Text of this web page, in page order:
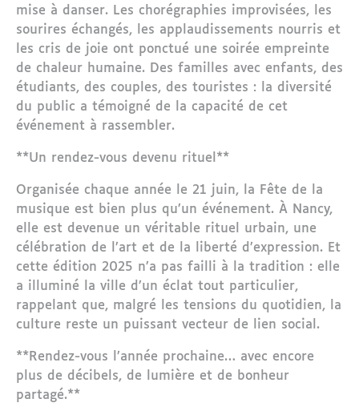
mise à danser. Les chorégraphies improvisées, les
sourires échangés, les applaudissements nourris et
les cris de joie ont ponctué une soirée empreinte
de chaleur humaine. Des familles avec enfants, des
étudiants, des couples, des touristes : la diversité
du public a témoigné de la capacité de cet
événement à rassembler.
**Un rendez-vous devenu rituel**
Organisée chaque année le 21 juin, la Fête de la
musique est bien plus qu’un événement. À Nancy,
elle est devenue un véritable rituel urbain, une
célébration de l’art et de la liberté d’expression. Et
cette édition 2025 n’a pas failli à la tradition : elle
a illuminé la ville d’un éclat tout particulier,
rappelant que, malgré les tensions du quotidien, la
culture reste un puissant vecteur de lien social.
**Rendez-vous l’année prochaine… avec encore
plus de décibels, de lumière et de bonheur
partagé.**